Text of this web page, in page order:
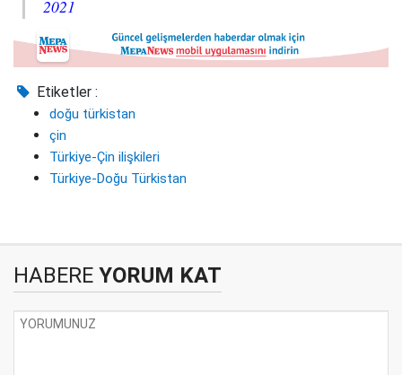
2021
Etiketler :
doğu türkistan
çin
Türkiye-Çin ilişkileri
Türkiye-Doğu Türkistan
HABERE YORUM KAT